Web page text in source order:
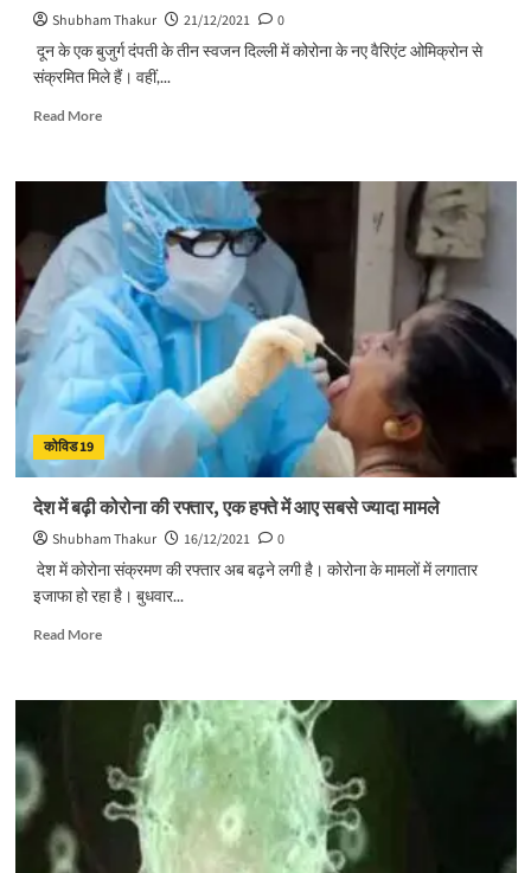
करें
राज्य
Shubham Thakur 21/12/2021
0
दून के एक बुजुर्ग दंपती के तीन स्वजन दिल्ली में कोरोना के नए वैरिएंट ओमिक्रोन से
संक्रमित मिले हैं। वहीं,...
Read MoreRead
देहरादून
में
ओमिक्रोन
की
आहट,
एक
बुजुर्ग
दंपती
आए
कोरोना
पाजिटिव;
सैंपल
जिनोम
के
लिए
भेजे
कोविड 19
देश में बढ़ी कोरोना की रफ्तार, एक हफ्ते में आए सबसे ज्यादा मामले
Shubham Thakur 16/12/2021
0
देश में कोरोना संक्रमण की रफ्तार अब बढ़ने लगी है। कोरोना के मामलों में लगातार
इजाफा हो रहा है। बुधवार...
Read MoreRead
देश
कोरोना
की
रफ्तार,